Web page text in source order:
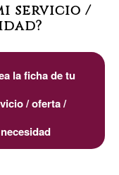
servicio /
la ficha de tu
/ oferta /
necesidad